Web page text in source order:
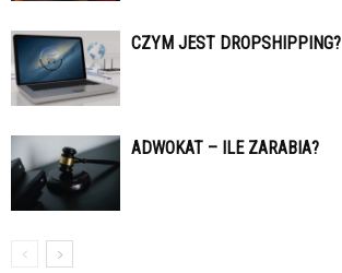
CZYM JEST DROPSHIPPING?
ADWOKAT – ILE ZARABIA?